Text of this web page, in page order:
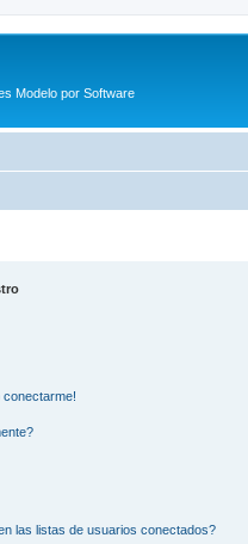
Modelo por Software
conectarme!
las listas de usuarios conectados?